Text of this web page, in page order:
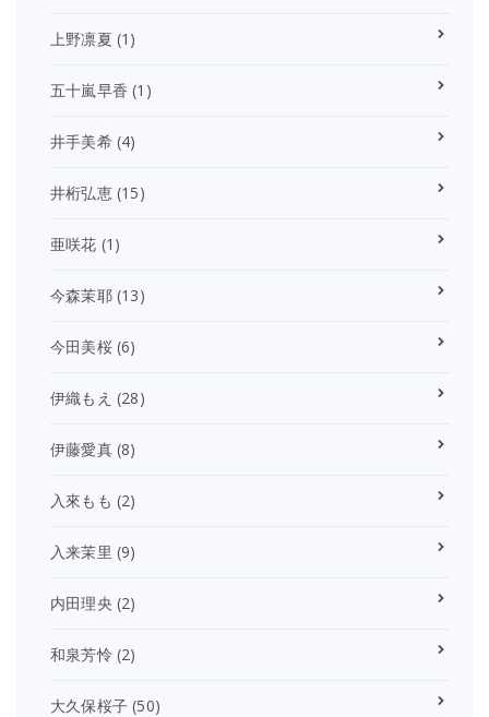
上野凛夏 (1)
五十嵐早香 (1)
井手美希(4)
井桁弘恵(15)
亜咲花 (1)
今森茉耶(13)
今田美桜(6)
伊織もえ (28)
伊藤愛真(8)
入來もも (2)
入来茉里 (9)
内田理央 (2)
和泉芳怜 (2)
大久保桜子 (50)